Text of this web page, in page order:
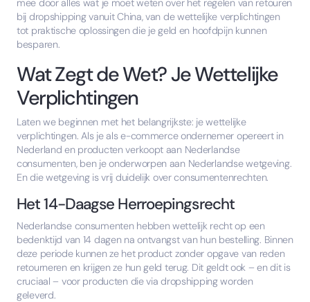
bij dropshipping vanuit China, van de wettelijke verplichtingen
tot praktische oplossingen die je geld en hoofdpijn kunnen
besparen.
Wat Zegt de Wet? Je Wettelijke
Verplichtingen
Laten we beginnen met het belangrijkste: je wettelijke
verplichtingen. Als je als e-commerce ondernemer opereert in
Nederland en producten verkoopt aan Nederlandse
consumenten, ben je onderworpen aan Nederlandse wetgeving.
En die wetgeving is vrij duidelijk over consumentenrechten.
Het 14-Daagse Herroepingsrecht
Nederlandse consumenten hebben wettelijk recht op een
bedenktijd van 14 dagen na ontvangst van hun bestelling. Binnen
deze periode kunnen ze het product zonder opgave van reden
retourneren en krijgen ze hun geld terug. Dit geldt ook – en dit is
cruciaal – voor producten die via dropshipping worden
geleverd.